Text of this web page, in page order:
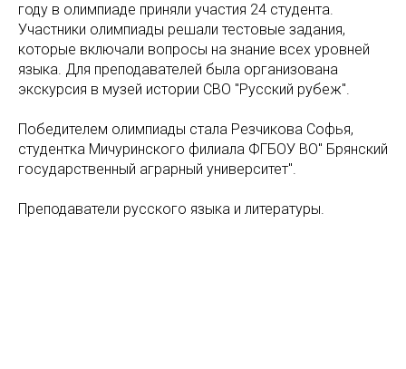
году в олимпиаде приняли участия 24 студента.
Участники олимпиады решали тестовые задания,
которые включали вопросы на знание всех уровней
языка. Для преподавателей была организована
экскурсия в музей истории СВО "Русский рубеж".
Победителем олимпиады стала Резчикова Софья,
студентка Мичуринского филиала ФГБОУ ВО" Брянский
государственный аграрный университет".
Преподаватели русского языка и литературы.